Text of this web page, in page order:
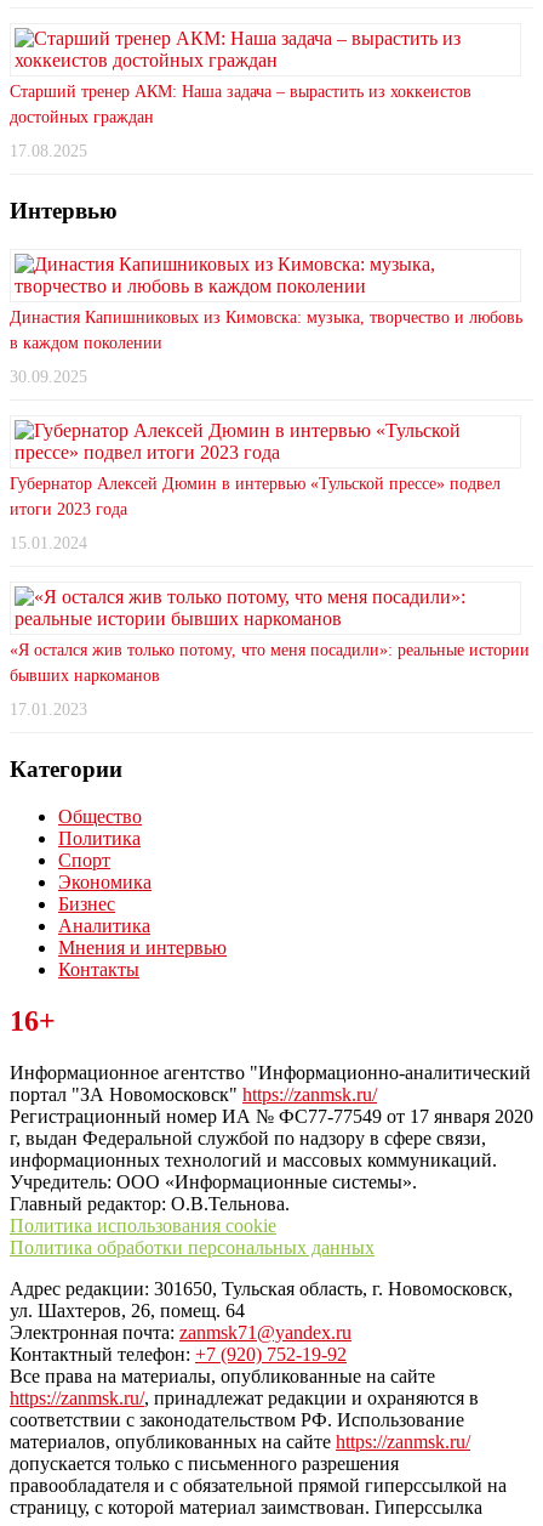
Старший тренер АКМ: Наша задача – вырастить из хоккеистов
достойных граждан
17.08.2025
Интервью
Династия Капишниковых из Кимовска: музыка, творчество и любовь
в каждом поколении
30.09.2025
Губернатор Алексей Дюмин в интервью «Тульской прессе» подвел
итоги 2023 года
15.01.2024
«Я остался жив только потому, что меня посадили»: реальные истории
бывших наркоманов
17.01.2023
Категории
Общество
Политика
Спорт
Экономика
Бизнес
Аналитика
Мнения и интервью
Контакты
Читайте последние новости дня в Тульской области на сайте
“ЗаНовомосковск”
16+
Информационное агентство "Информационно-аналитический
портал "ЗА Новомосковск" https://zanmsk.ru/
Регистрационный номер ИА № ФС77-77549 от 17 января 2020
г, выдан Федеральной службой по надзору в сфере связи,
информационных технологий и массовых коммуникаций.
Учредитель: ООО «Информационные системы».
Главный редактор: О.В.Тельнова.
Политика использования cookie
Политика обработки персональных данных
Адрес редакции: 301650, Тульская область, г. Новомосковск,
ул. Шахтеров, 26, помещ. 64
Электронная почта: zanmsk71@yandex.ru
Контактный телефон: +7 (920) 752-19-92
Все права на материалы, опубликованные на сайте
https://zanmsk.ru/, принадлежат редакции и охраняются в
соответствии с законодательством РФ. Использование
материалов, опубликованных на сайте https://zanmsk.ru/
допускается только с письменного разрешения
правообладателя и с обязательной прямой гиперссылкой на
страницу, с которой материал заимствован. Гиперссылка